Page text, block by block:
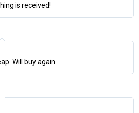
is received!
Will buy again.